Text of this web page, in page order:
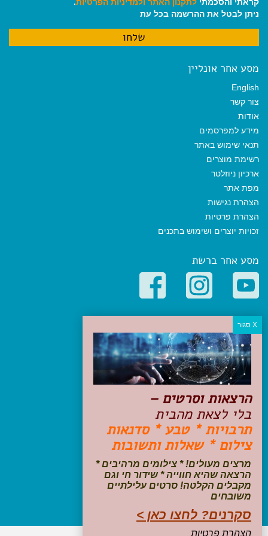
ניתן לבטל את ההרשמה בכל עת
מסע אחר אונליין
English
צור קשר
אודות
מידע למפרסמים
תנאי שימוש באתר
רשימת מוצרים
ארכיון ניוזלטר
מפת אתר
הצהרת נגישות
הצהרת פרטיות
זכויות יוצרים ושימוש בתכנים
מסע אחר ברשת
קטגוריות פופולריות
יעדים
טיולים בישראל
מלונות בוטיק בישראל
טיפים והמלצות
הכנות לנסיעה
טיולי ג'יפים
טיולים עם ילדים
שייט, הפלגות, קרוזים
עקבו אחרינו בפייסבוק
הרצאות וסרטים –
בלי לצאת מהבית
תרבויות * טבע * סדנאות
צילום * שאלות ותשובות
מרצים מעולים! * צילומים מרהיבים *
הרצאה שהיא חווייה * שידור חי וגם
מקבלים הקלטה! סרטים עלילתיים
משובחים
סקרנים? לחצו כאן >
הצהרת פרטיות